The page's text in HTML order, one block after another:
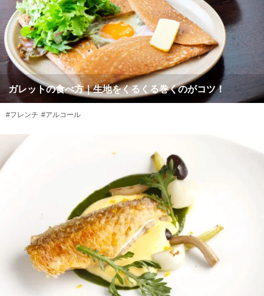
ガレットの食べ方｜生地をくるくる巻くのがコツ！
#フレンチ #アルコール